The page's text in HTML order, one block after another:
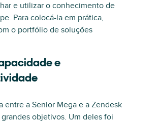
e utilizar o conhecimento de
Para colocá-la em prática,
o portfólio de soluções
e
entre a Senior Mega e a Zendesk
objetivos. Um deles foi